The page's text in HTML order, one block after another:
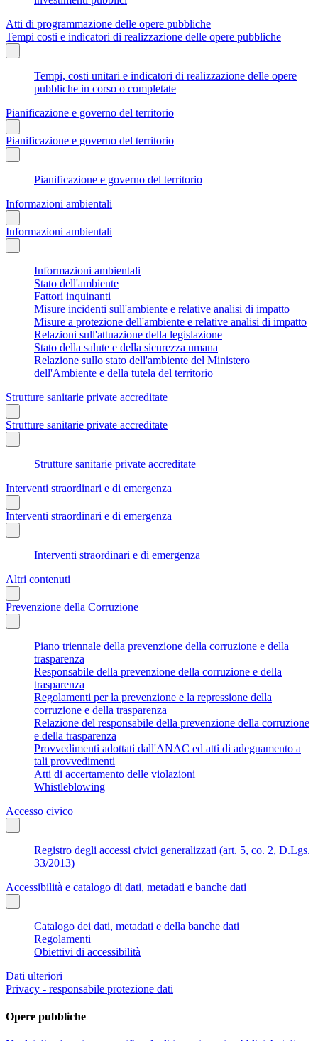
Atti di programmazione delle opere pubbliche
Tempi costi e indicatori di realizzazione delle opere pubbliche
Tempi, costi unitari e indicatori di realizzazione delle opere
pubbliche in corso o completate
Pianificazione e governo del territorio
Pianificazione e governo del territorio
Pianificazione e governo del territorio
Informazioni ambientali
Informazioni ambientali
Informazioni ambientali
Stato dell'ambiente
Fattori inquinanti
Misure incidenti sull'ambiente e relative analisi di impatto
Misure a protezione dell'ambiente e relative analisi di impatto
Relazioni sull'attuazione della legislazione
Stato della salute e della sicurezza umana
Relazione sullo stato dell'ambiente del Ministero
dell'Ambiente e della tutela del territorio
Strutture sanitarie private accreditate
Strutture sanitarie private accreditate
Strutture sanitarie private accreditate
Interventi straordinari e di emergenza
Interventi straordinari e di emergenza
Interventi straordinari e di emergenza
Altri contenuti
Prevenzione della Corruzione
Piano triennale della prevenzione della corruzione e della
trasparenza
Responsabile della prevenzione della corruzione e della
trasparenza
Regolamenti per la prevenzione e la repressione della
corruzione e della trasparenza
Relazione del responsabile della prevenzione della corruzione
e della trasparenza
Provvedimenti adottati dall'ANAC ed atti di adeguamento a
tali provvedimenti
Atti di accertamento delle violazioni
Whistleblowing
Accesso civico
Registro degli accessi civici generalizzati (art. 5, co. 2, D.Lgs.
33/2013)
Accessibilità e catalogo di dati, metadati e banche dati
Catalogo dei dati, metadati e della banche dati
Regolamenti
Obiettivi di accessibilità
Dati ulteriori
Privacy - responsabile protezione dati
Opere pubbliche